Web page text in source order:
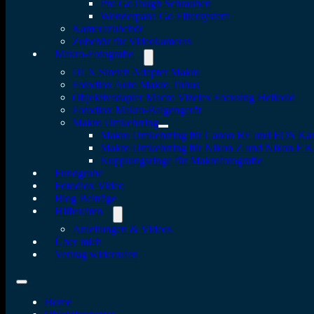
Pro GoTough Schrauben
Wonderpana Go Filtersystem
Kamerazubehör
Zubehör für Videokameras
Makro-Fotografie
DLX Stretch Adapter Makro
Fotodiox Auto Makro Tubus
Objektivadapter Macro Vizelex Focusing Helicoid
Fotodiox Makro-Balgengerät
Makro Umkehrring
Makro Umkehrring für Canon RF und EOS
Makro Umkehrring für Nikon Z und Nikon F
Kupplungsringe für Makrofotografie
Fundgrube
Fotodiox Video
Blog Beiträge
Hilfeseiten
Anleitungen & Videos
Über mich
Vertrag widerrufen
Home